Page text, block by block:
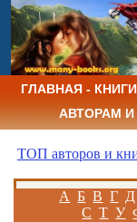
ГЛАВНАЯ - КНИГИ
АВТОРАМ И
ТОП авторов и
А Б В Г Д
С Т У